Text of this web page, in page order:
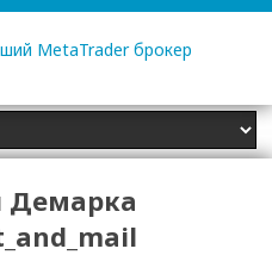
Демарка